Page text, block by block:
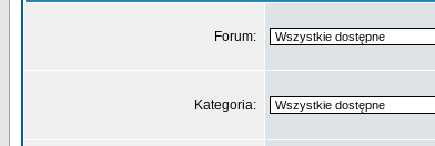
Forum:
Kategoria: